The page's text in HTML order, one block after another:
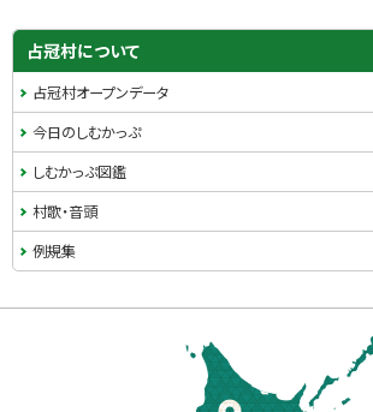
占冠村について
占冠村オープンデータ
今日のしむかっぷ
しむかっぷ図鑑
村歌・音頭
例規集